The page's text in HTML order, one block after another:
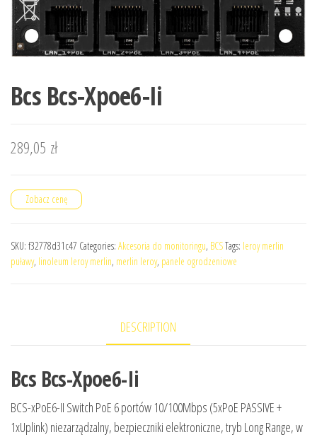
Bcs Bcs-Xpoe6-Ii
289,05 zł
Zobacz cenę
SKU: f32778d31c47 Categories: Akcesoria do monitoringu, BCSTags: leroy merlin
puławy, linoleum leroy merlin, merlin leroy, panele ogrodzeniowe
DESCRIPTION
Bcs Bcs-Xpoe6-Ii
BCS-xPoE6-II Switch PoE 6 portów 10/100Mbps (5xPoE PASSIVE +
1xUplink) niezarządzalny, bezpieczniki elektroniczne, tryb Long Range, w